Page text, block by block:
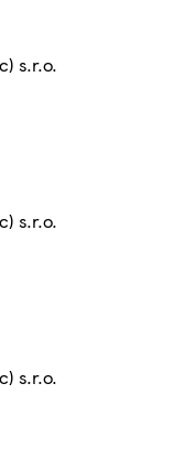
s.r.o.
s.r.o.
s.r.o.